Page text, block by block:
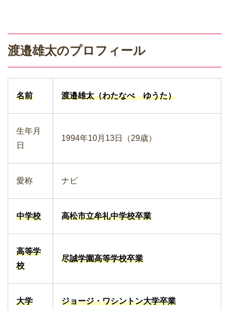
渡邉雄太のプロフィール
名前 渡邉雄太（わたなべ ゆうた）
生年月
日
1994年10月13日（29歳）
愛称 ナビ
中学校 高松市立牟礼中学校卒業
高等学
校
尽誠学園高等学校卒業
大学 ジョージ・ワシントン大学卒業